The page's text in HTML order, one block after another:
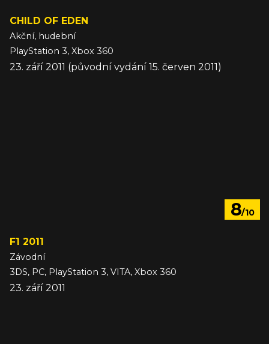
CHILD OF EDEN
Akční, hudební
PlayStation 3, Xbox 360
23. září 2011 (původní vydání 15. červen 2011)
8/10
F1 2011
Závodní
3DS, PC, PlayStation 3, VITA, Xbox 360
23. září 2011